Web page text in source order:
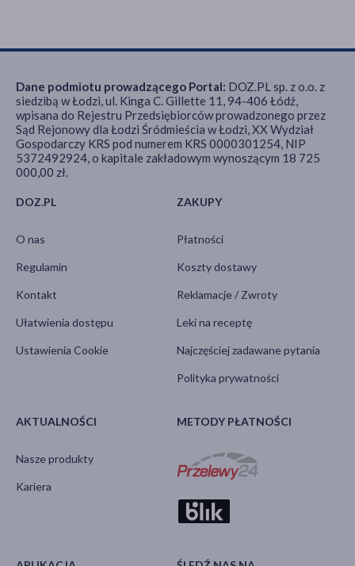
DOZ.PL
O nas
Regulamin
Kontakt
Ułatwienia dostępu
Ustawienia Cookie
ZAKUPY
Płatności
Koszty dostawy
Reklamacje / Zwroty
Leki na receptę
Najczęściej zadawane pytania
Polityka prywatności
AKTUALNOŚCI
Nasze produkty
Kariera
METODY PŁATNOŚCI
Dane podmiotu prowadzącego Portal: DOZ.PL sp. z o.o. z
siedzibą w Łodzi, ul. Kinga C. Gillette 11, 94-406 Łódź,
wpisana do Rejestru Przedsiębiorców prowadzonego przez
Sąd Rejonowy dla Łodzi Śródmieścia w Łodzi, XX Wydział
Gospodarczy KRS pod numerem KRS 0000301254, NIP
5372492924, o kapitale zakładowym wynoszącym 18 725
000,00 zł.